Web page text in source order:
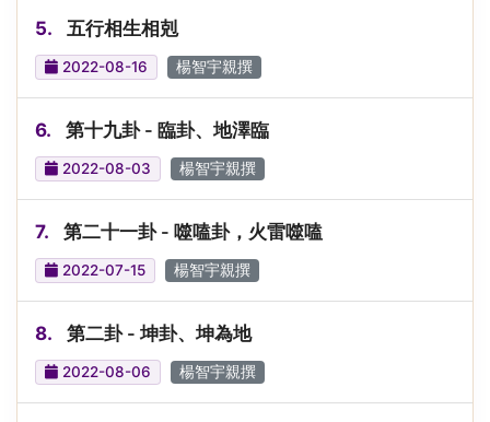
5. 五行相生相剋
2022-08-16 楊智宇親撰
6. 第十九卦 - 臨卦、地澤臨
2022-08-03 楊智宇親撰
7. 第二十一卦 - 噬嗑卦，火雷噬嗑
2022-07-15 楊智宇親撰
8. 第二卦 - 坤卦、坤為地
2022-08-06 楊智宇親撰